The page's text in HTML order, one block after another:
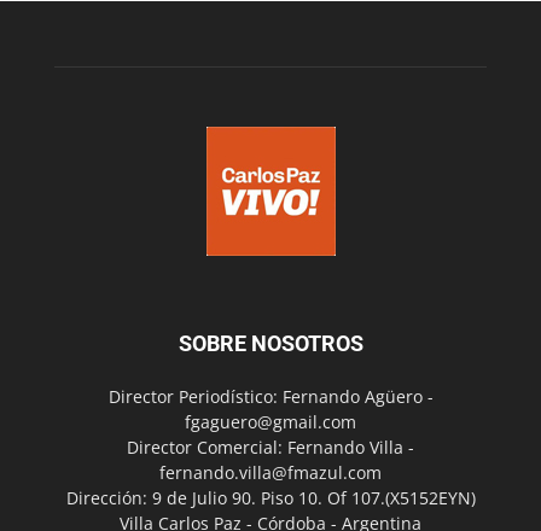
SOBRE NOSOTROS
Director Periodístico: Fernando Agüero -
fgaguero@gmail.com
Director Comercial: Fernando Villa -
fernando.villa@fmazul.com
Dirección: 9 de Julio 90. Piso 10. Of 107.(X5152EYN)
Villa Carlos Paz - Córdoba - Argentina